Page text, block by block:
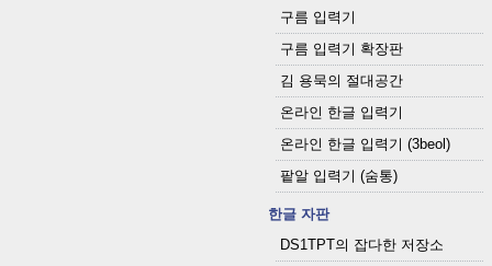
구름 입력기
구름 입력기 확장판
김 용묵의 절대공간
온라인 한글 입력기
온라인 한글 입력기 (3beol)
팥알 입력기 (숨통)
한글 자판
DS1TPT의 잡다한 저장소